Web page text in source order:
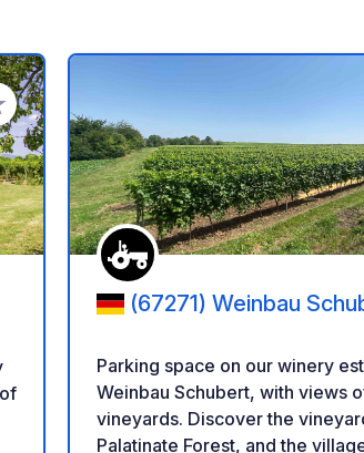
a tus favoritos
(67271) Weinbau
Parking space on our winery
Weinbau Schubert, with views
vineyards. Discover the
Palatinate Forest, and the